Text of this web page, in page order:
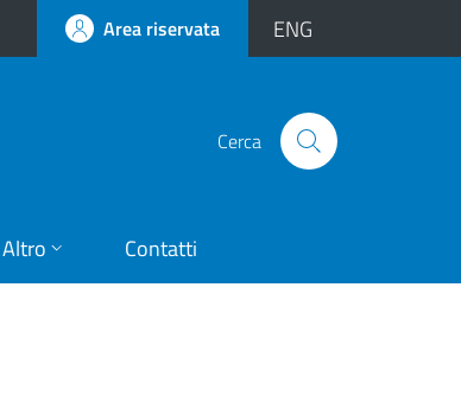
Area riservata ENG
Cerca
Altro Contatti